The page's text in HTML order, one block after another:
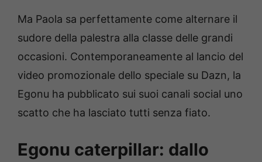
Ma Paola sa perfettamente come alternare il
sudore della palestra alla classe delle grandi
occasioni. Contemporaneamente al lancio del
video promozionale dello speciale su Dazn, la
Egonu ha pubblicato sui suoi canali social uno
scatto che ha lasciato tutti senza fiato.
Egonu caterpillar: dallo